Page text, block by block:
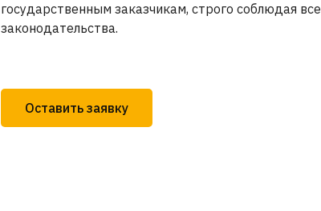
государственным заказчикам, строго соблюдая
законодательства.
Оставить заявку